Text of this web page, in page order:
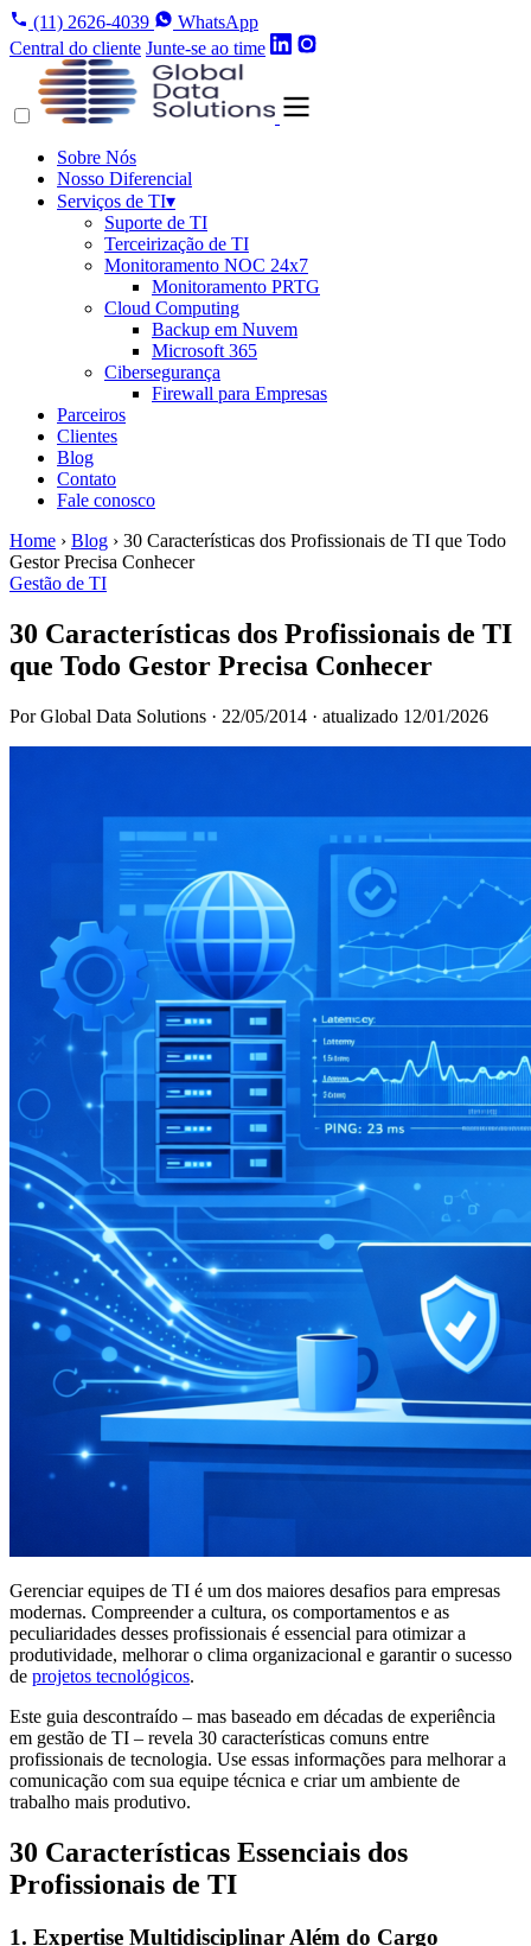
(11) 2626-4039
WhatsApp
Central do cliente Junte-se ao time
Sobre Nós
Nosso Diferencial
Serviços de TI▾
Suporte de TI
Terceirização de TI
Monitoramento NOC 24x7
Monitoramento PRTG
Cloud Computing
Backup em Nuvem
Microsoft 365
Cibersegurança
Firewall para Empresas
Parceiros
Clientes
Blog
Contato
Fale conosco
Home › Blog › 30 Características dos Profissionais de TI que Todo
Gestor Precisa Conhecer
Gestão de TI
30 Características dos Profissionais de TI
que Todo Gestor Precisa Conhecer
Por Global Data Solutions · 22/05/2014 · atualizado 12/01/2026
Gerenciar equipes de TI é um dos maiores desafios para empresas
modernas. Compreender a cultura, os comportamentos e as
peculiaridades desses profissionais é essencial para otimizar a
produtividade, melhorar o clima organizacional e garantir o sucesso
de projetos tecnológicos.
Este guia descontraído – mas baseado em décadas de experiência
em gestão de TI – revela 30 características comuns entre
profissionais de tecnologia. Use essas informações para melhorar a
comunicação com sua equipe técnica e criar um ambiente de
trabalho mais produtivo.
30 Características Essenciais dos
Profissionais de TI
1. Expertise Multidisciplinar Além do Cargo